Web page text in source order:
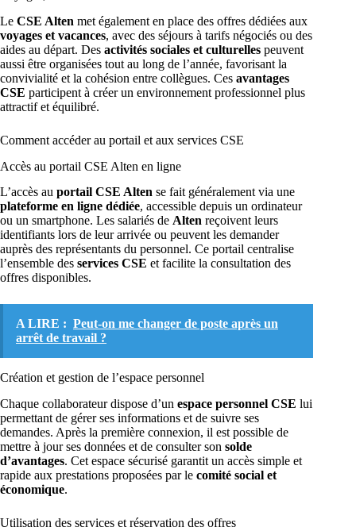
Le CSE Alten met également en place des offres dédiées aux
voyages et vacances, avec des séjours à tarifs négociés ou des
aides au départ. Des activités sociales et culturelles peuvent
aussi être organisées tout au long de l’année, favorisant la
convivialité et la cohésion entre collègues. Ces avantages
CSE participent à créer un environnement professionnel plus
attractif et équilibré.
Comment accéder au portail et aux services CSE
Accès au portail CSE Alten en ligne
L’accès au portail CSE Alten se fait généralement via une
plateforme en ligne dédiée, accessible depuis un ordinateur
ou un smartphone. Les salariés de Alten reçoivent leurs
identifiants lors de leur arrivée ou peuvent les demander
auprès des représentants du personnel. Ce portail centralise
l’ensemble des services CSE et facilite la consultation des
offres disponibles.
A LIRE : Peut-on me changer de poste après un
arrêt de travail ?
Création et gestion de l’espace personnel
Chaque collaborateur dispose d’un espace personnel CSE lui
permettant de gérer ses informations et de suivre ses
demandes. Après la première connexion, il est possible de
mettre à jour ses données et de consulter son solde
d’avantages. Cet espace sécurisé garantit un accès simple et
rapide aux prestations proposées par le comité social et
économique.
Utilisation des services et réservation des offres